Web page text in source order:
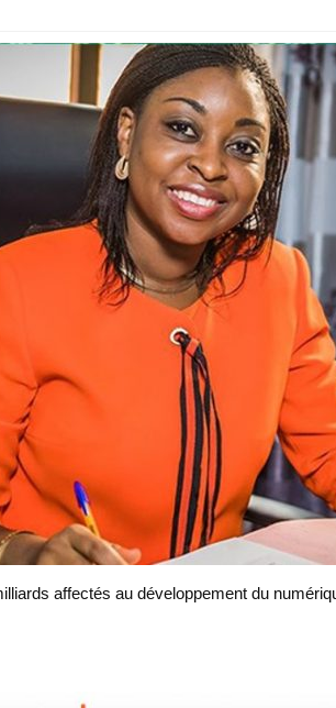
affectés au développement du